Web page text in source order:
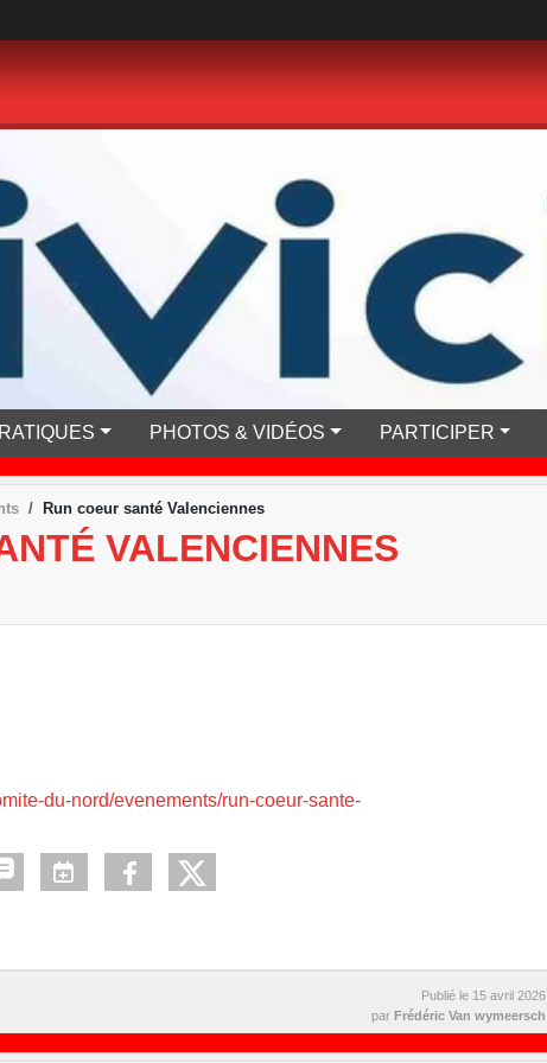
PHOTOS & VIDÉOS PARTICIPER
Run coeur santé Valenciennes
VALENCIENNES
du-nord/evenements/run-coeur-sante-
Publié le 15 avril 2026
parFrédéric Van wymeersch